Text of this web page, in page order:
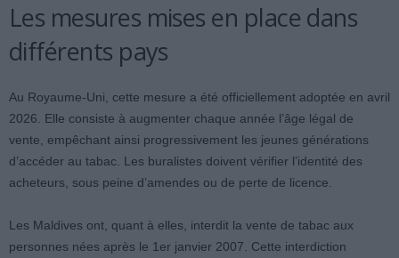
Les mesures mises en place dans
différents pays
Au Royaume-Uni, cette mesure a été officiellement adoptée en avril
2026. Elle consiste à augmenter chaque année l’âge légal de
vente, empêchant ainsi progressivement les jeunes générations
d’accéder au tabac. Les buralistes doivent vérifier l’identité des
acheteurs, sous peine d’amendes ou de perte de licence.
Les Maldives ont, quant à elles, interdit la vente de tabac aux
personnes nées après le 1er janvier 2007. Cette interdiction